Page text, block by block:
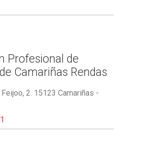
Profesional de
Camariñas Rendas
2. 15123 Camariñas -